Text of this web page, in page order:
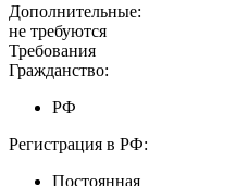
Дополнительные:
не требуются
Требования
Гражданство:
РФ
Регистрация в РФ:
Постоянная